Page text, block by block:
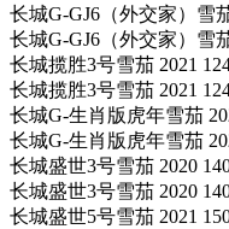
长城G-GJ6（外交家）雪
长城G-GJ6（外交家）雪
长城揽胜3号雪茄 2021
长城揽胜3号雪茄 2021
长城G-生肖版虎年雪茄
长城G-生肖版虎年雪茄
长城盛世3号雪茄 2020
长城盛世3号雪茄 2020
长城盛世5号雪茄 2021